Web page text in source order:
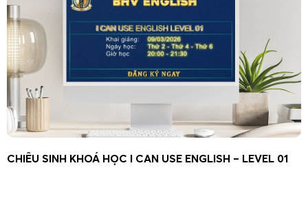
CHIÊU SINH KHOÁ HỌC I CAN USE ENGLISH – LEVEL 01